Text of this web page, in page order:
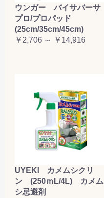
ウンガー バイサバーサ
プロ/プロパッド
(25cm/35cm/45cm)
￥2,706 ～ ￥14,916
UYEKI カメムシクリ
ン (250ｍL/4L) カメム
シ忌避剤